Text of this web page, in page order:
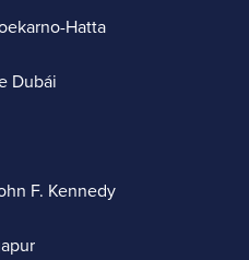
Hatta
Dubái
F. Kennedy